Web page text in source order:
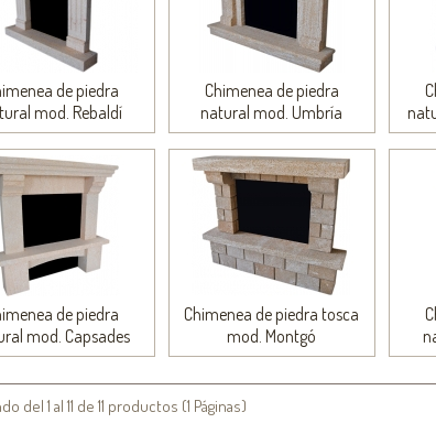
de piedra
mod. Rebaldí
Chimenea de piedra
natural mod. Umbría
de piedra
mod. Capsades
Chimenea de piedra tosca
mod. Montgó
del 1 al 11 de 11 productos (1 Páginas)